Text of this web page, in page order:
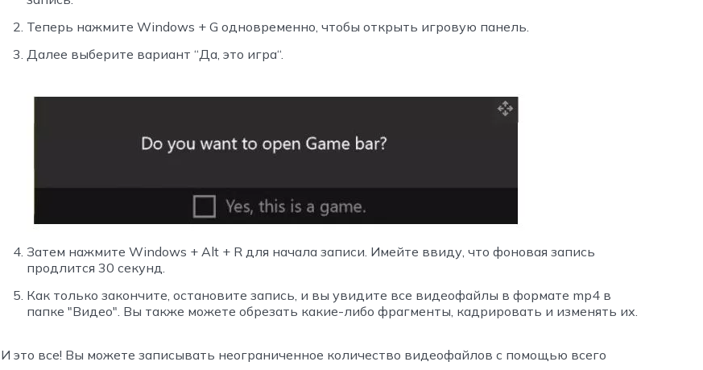
Теперь нажмите Windows + G одновременно, чтобы открыть игровую панель.
Далее выберите вариант “Да, это игра“.
Затем нажмите Windows + Alt + R для начала записи. Имейте ввиду, что фоновая запись
продлится 30 секунд.
Как только закончите, остановите запись, и вы увидите все видеофайлы в формате mp4 в
папке "Видео". Вы также можете обрезать какие-либо фрагменты, кадрировать и изменять их.
И это все! Вы можете записывать неограниченное количество видеофайлов с помощью всего